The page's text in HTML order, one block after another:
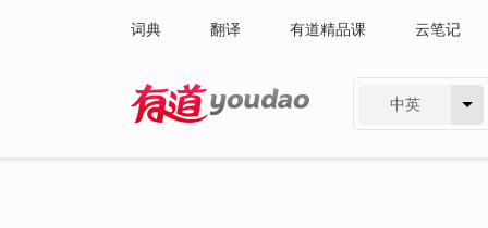
词典 翻译 有道精品课 云笔记
中英